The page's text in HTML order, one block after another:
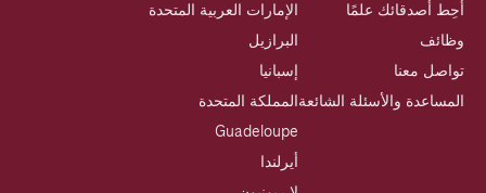
أحِط أصدقائك علمًا
وظائف
تواصل معنا
المساعدة والأسئلة الشائعة
الإمارات العربية المتحدة
البرازيل
إسبانيا
المملكة المتحدة
Guadeloupe
أيرلندا